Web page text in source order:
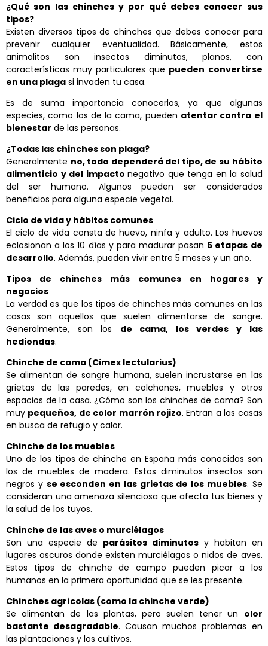
¿Qué son las chinches y por qué debes conocer sus
tipos?
Existen diversos tipos de chinches que debes conocer para
prevenir cualquier eventualidad. Básicamente, estos
animalitos son insectos diminutos, planos, con
características muy particulares que pueden convertirse
en una plaga si invaden tu casa.
Es de suma importancia conocerlos, ya que algunas
especies, como los de la cama, pueden atentar contra el
bienestar de las personas.
¿Todas las chinches son plaga?
Generalmente no, todo dependerá del tipo, de su hábito
alimenticio y del impactonegativo que tenga en la salud
del ser humano. Algunos pueden ser considerados
beneficios para alguna especie vegetal.
Ciclo de vida y hábitos comunes
El ciclo de vida consta de huevo, ninfa y adulto. Los huevos
eclosionan a los 10 días y para madurar pasan 5 etapas de
desarrollo. Además, pueden vivir entre 5 meses y un año.
Tipos de chinches más comunes en hogares y
negocios
La verdad es que los tipos de chinches más comunes en las
casas son aquellos que suelen alimentarse de sangre.
Generalmente, son los de cama, los verdes y las
hediondas.
Chinche de cama (Cimex lectularius)
Se alimentan de sangre humana, suelen incrustarse en las
grietas de las paredes, en colchones, muebles y otros
espacios de la casa. ¿Cómo son los chinches de cama? Son
muy pequeños, de color marrón rojizo. Entran a las casas
en busca de refugio y calor.
Chinche de los muebles
Uno de los tipos de chinche en España más conocidos son
los de muebles de madera. Estos diminutos insectos son
negros y se esconden en las grietas de los muebles. Se
consideran una amenaza silenciosa que afecta tus bienes y
la salud de los tuyos.
Chinche de las aves o murciélagos
Son una especie de parásitos diminutosy habitan en
lugares oscuros donde existen murciélagos o nidos de aves.
Estos tipos de chinche de campo pueden picar a los
humanos en la primera oportunidad que se les presente.
Chinches agrícolas (como la chinche verde)
Se alimentan de las plantas, pero suelen tener un olor
bastante desagradable. Causan muchos problemas en
las plantaciones y los cultivos.